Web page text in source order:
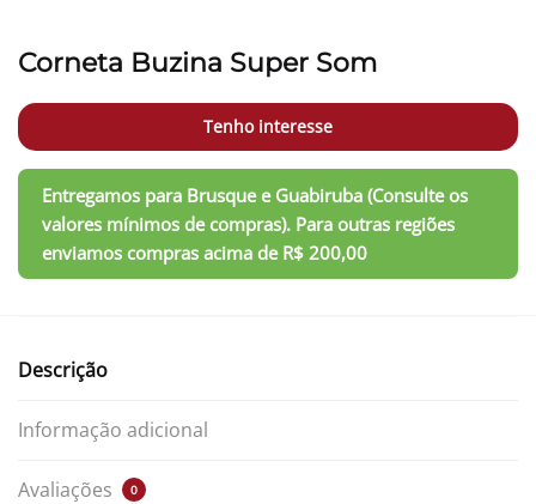
Corneta Buzina Super Som
Tenho interesse
Descrição
Informação adicional
Avaliações 0